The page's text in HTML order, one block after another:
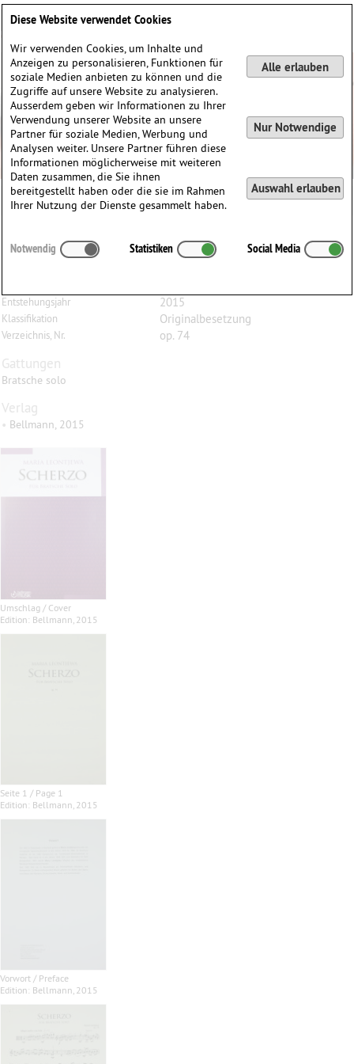
Scherzo, op. 74, für Bratsche
Entstehungsjahr 2015
Klassifikation Originalbesetzung
Verzeichnis, Nr. op. 74
Gattungen
Bratsche solo
Verlag
• Bellmann, 2015
Umschlag / Cover
Edition: Bellmann, 2015
Seite 1 / Page 1
Edition: Bellmann, 2015
Vorwort / Preface
Edition: Bellmann, 2015
Diese Website verwendet Cookies
Wir verwenden Cookies, um Inhalte und
Anzeigen zu personalisieren, Funktionen für
soziale Medien anbieten zu können und die
Zugriffe auf unsere Website zu analysieren.
Ausserdem geben wir Informationen zu Ihrer
Verwendung unserer Website an unsere
Partner für soziale Medien, Werbung und
Analysen weiter. Unsere Partner führen diese
Informationen möglicherweise mit weiteren
Daten zusammen, die Sie ihnen
bereitgestellt haben oder die sie im Rahmen
Ihrer Nutzung der Dienste gesammelt haben.
Alle erlauben
Nur Notwendige
Auswahl erlauben
Notwendig Statistiken Social Media